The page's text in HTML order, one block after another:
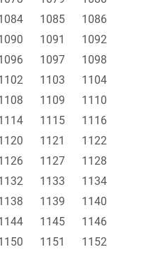
1085
1086
1091
1092
1097
1098
1103
1104
1109
1110
1115
1116
1121
1122
1127
1128
1133
1134
1139
1140
1145
1146
1151 1152